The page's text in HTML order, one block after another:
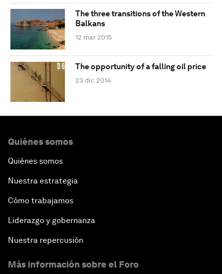
The three transitions of the Western
Balkans
12 mar 2015
The opportunity of a falling oil price
23 dic 2014
Quiénes somos
Quiénes somos
Nuestra estrategia
Cómo trabajamos
Liderazgo y gobernanza
Nuestra repercusión
Más información sobre el Foro